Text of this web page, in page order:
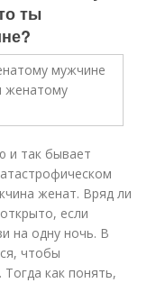
ты
и так бывает
женат. Вряд ли
если
на одну ночь. В
чтобы
как понять,